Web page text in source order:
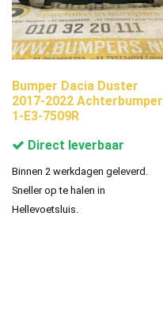
Bumper Dacia Duster
2017-2022 Achterbumper
1-E3-7509R
Direct leverbaar
Binnen 2 werkdagen geleverd.
Sneller op te halen in
Hellevoetsluis.